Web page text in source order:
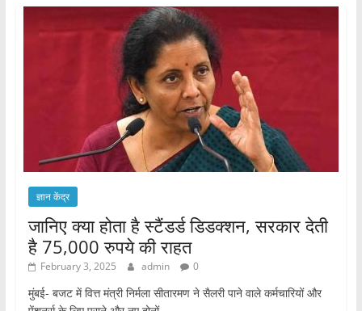
ज्ञान केंद्र
जानिए क्या होता है स्टैंडर्ड डिडक्शन, सरकार देती
है 75,000 रुपये की राहत
February 3, 2025 admin 0
मुंबई- बजट में वित्त मंत्री निर्मला सीतारमण ने सैलरी पाने वाले कर्मचारियों और